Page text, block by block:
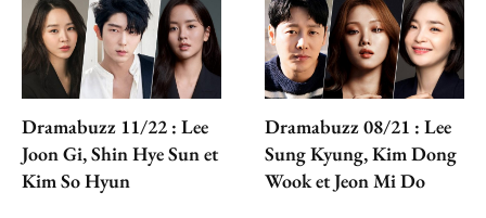
Dramabuzz 11/22 : Lee
Joon Gi, Shin Hye Sun et
Kim So Hyun
Dramabuzz 08/21 : Lee
Sung Kyung, Kim Dong
Wook et Jeon Mi Do